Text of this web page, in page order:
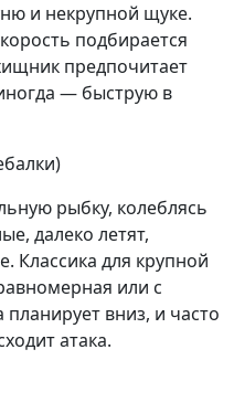
и некрупной щуке.
подбирается
предпочитает
— быструю в
рыбку, колеблясь
далеко летят,
Классика для крупной
или с
вниз, и часто
атака.